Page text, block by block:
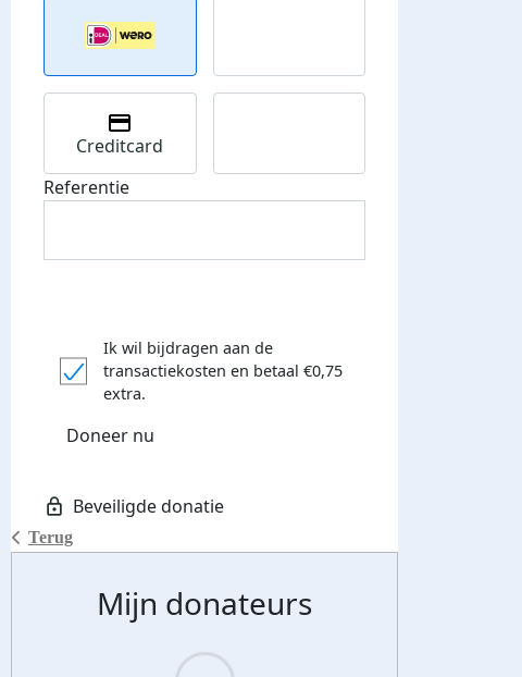
Terug
Creditcard
Referentie
Ik wil bijdragen aan de
transactiekosten en betaal €0,75
extra.
Doneer nu
Mijn donateurs